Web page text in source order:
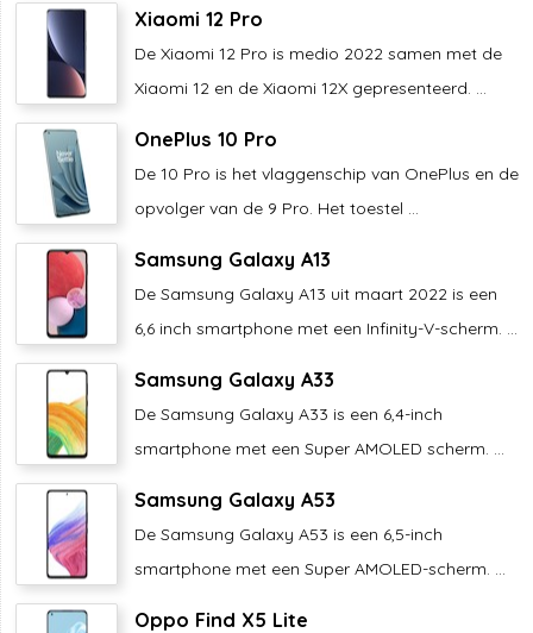
Xiaomi 12 Pro
De Xiaomi 12 Pro is medio 2022 samen met de
Xiaomi 12 en de Xiaomi 12X gepresenteerd. ...
OnePlus 10 Pro
De 10 Pro is het vlaggenschip van OnePlus en de
opvolger van de 9 Pro. Het toestel ...
Samsung Galaxy A13
De Samsung Galaxy A13 uit maart 2022 is een
6,6 inch smartphone met een Infinity-V-scherm. ...
Samsung Galaxy A33
De Samsung Galaxy A33 is een 6,4-inch
smartphone met een Super AMOLED scherm. ...
Samsung Galaxy A53
De Samsung Galaxy A53 is een 6,5-inch
smartphone met een Super AMOLED-scherm. ...
Oppo Find X5 Lite